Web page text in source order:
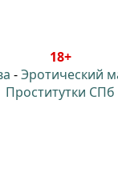
18+
-Эротический
Проститутки СПб